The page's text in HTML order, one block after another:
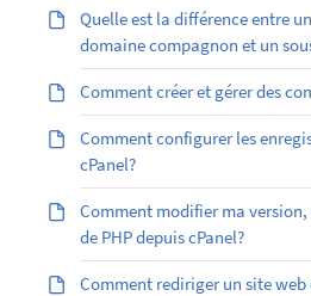
Quelle est la différence entre
domaine compagnon et un
Comment créer et gérer des
Comment configurer les
cPanel?
Comment modifier ma
de PHP depuis cPanel?
Comment rediriger un site web